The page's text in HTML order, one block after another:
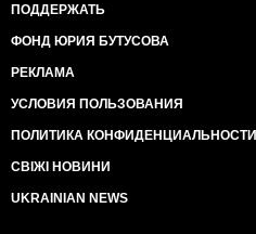
ПОДДЕРЖАТЬ
ФОНД ЮРИЯ БУТУСОВА
РЕКЛАМА
УСЛОВИЯ ПОЛЬЗОВАНИЯ
ПОЛИТИКА КОНФИДЕНЦИАЛЬНОСТИ
СВІЖІ НОВИНИ
UKRAINIAN NEWS